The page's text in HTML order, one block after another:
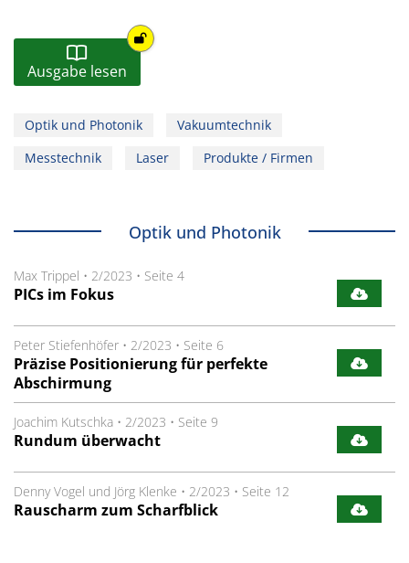
Ausgabe lesen
Optik und Photonik
Vakuumtechnik
Messtechnik
Laser Produkte / Firmen
Optik und Photonik
Max Trippel • 2/2023 • Seite 4
PICs im Fokus
Peter Stiefenhöfer • 2/2023 • Seite 6
Präzise Positionierung für perfekte
Abschirmung
Joachim Kutschka • 2/2023 • Seite 9
Rundum überwacht
Denny Vogel und Jörg Klenke • 2/2023 • Seite 12
Rauscharm zum Scharfblick